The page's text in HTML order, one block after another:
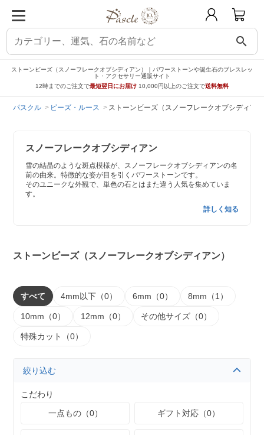
search
ストーンビーズ（スノーフレークオブシディアン）｜パワーストーンや誕生石のブレスレッ
ト・アクセサリー通販サイト
12時までのご注文で最短翌日にお届け 10,000円以上のご注文で送料無料
パスクル ビーズ・ルース ストーンビーズ（スノーフレークオブシディア
スノーフレークオブシディアン
雪の結晶のような斑点模様が、スノーフレークオブシディアンの名
前の由来。特徴的な姿が目を引くパワーストーンです。
そのユニークな外観で、単色の石とはまた違う人気を集めていま
す。
詳しく知る
ストーンビーズ（スノーフレークオブシディアン）
すべて 4mm以下（0） 6mm（0） 8mm（1）
10mm（0） 12mm（0） その他サイズ（0）
特殊カット（0）
絞り込む
こだわり
一点もの（0）
ギフト対応（0）